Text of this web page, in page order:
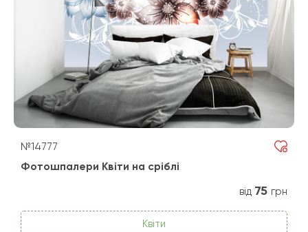
№14777
Фотошпалери Квіти на сріблі
від 75 грн
Квіти